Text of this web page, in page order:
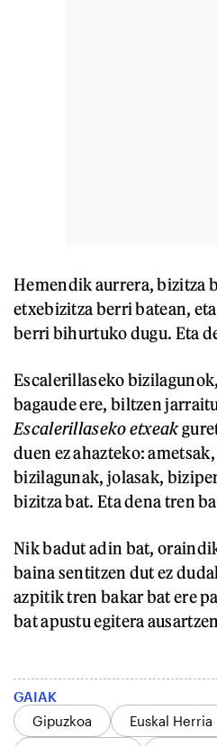
Hemendik aurrera, bizitza
etxebizitza berri batean,
berri bihurtuko dugu. Eta
Escalerillaseko
bagaude ere, biltzen
Escalerillaseko etxeak
duen ez ahazteko:
bizilagunak, jolasak,
bizitza bat. Eta dena tren
Nik badut adin bat,
baina sentitzen dut ez
azpitik tren bakar bat ere
bat apustu egitera
GAIAK
Gipuzkoa
Euskal Herria